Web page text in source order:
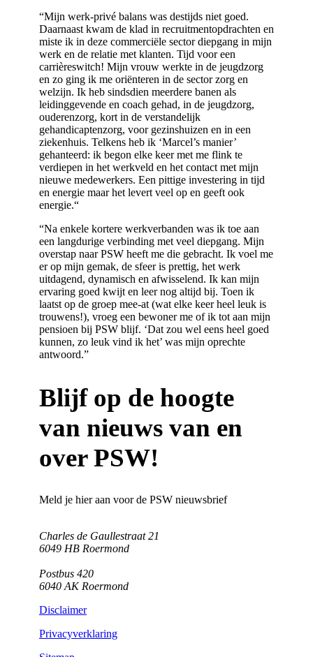
“Mijn werk-privé balans was destijds niet goed.
Daarnaast kwam de klad in recruitmentopdrachten en
miste ik in deze commerciële sector diepgang in mijn
werk en de relatie met klanten. Tijd voor een
carrièreswitch! Mijn vrouw werkte in de jeugdzorg
en zo ging ik me oriënteren in de sector zorg en
welzijn. Ik heb sindsdien meerdere banen als
leidinggevende en coach gehad, in de jeugdzorg,
ouderenzorg, kort in de verstandelijk
gehandicaptenzorg, voor gezinshuizen en in een
ziekenhuis. Telkens heb ik ‘Marcel’s manier’
gehanteerd: ik begon elke keer met me flink te
verdiepen in het werkveld en het contact met mijn
nieuwe medewerkers. Een pittige investering in tijd
en energie maar het levert veel op en geeft ook
energie.“
“Na enkele kortere werkverbanden was ik toe aan
een langdurige verbinding met veel diepgang. Mijn
overstap naar PSW heeft me die gebracht. Ik voel me
er op mijn gemak, de sfeer is prettig, het werk
uitdagend, dynamisch en afwisselend. Ik kan mijn
ervaring goed kwijt en leer nog altijd bij. Toen ik
laatst op de groep mee-at (wat elke keer heel leuk is
trouwens!), vroeg een bewoner me of ik tot aan mijn
pensioen bij PSW blijf. ‘Dat zou wel eens heel goed
kunnen, zo leuk vind ik het’ was mijn oprechte
antwoord.”
Blijf op de hoogte
van nieuws van en
over PSW!
Meld je hier aan voor de PSW nieuwsbrief
Charles de Gaullestraat 21
6049 HB Roermond
Postbus 420
6040 AK Roermond
Disclaimer
Privacyverklaring